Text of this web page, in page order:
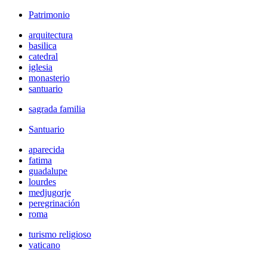
Patrimonio
arquitectura
basilica
catedral
iglesia
monasterio
santuario
sagrada familia
Santuario
aparecida
fatima
guadalupe
lourdes
medjugorje
peregrinación
roma
turismo religioso
vaticano